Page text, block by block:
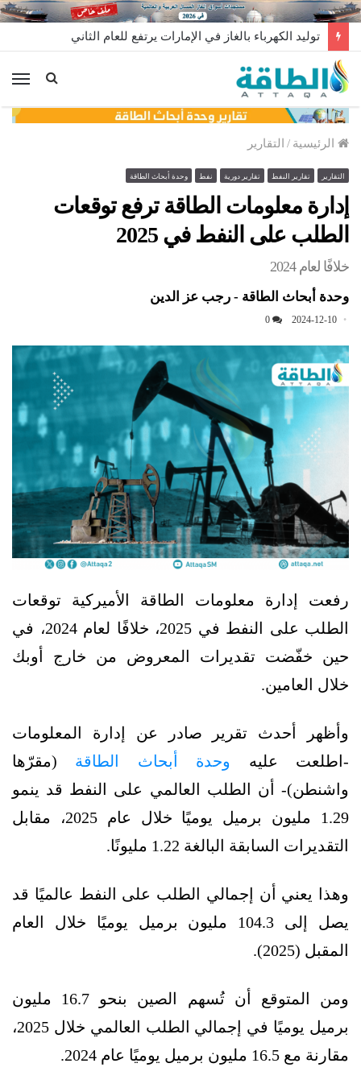
توليد الكهرباء بالغاز في الإمارات يرتفع للعام الثاني
الرئيسية / التقارير
التقارير تقارير النفط تقارير دورية نفط وحدة أبحاث الطاقة
إدارة معلومات الطاقة ترفع توقعات
الطلب على النفط في 2025
خلافًا لعام 2024
وحدة أبحاث الطاقة - رجب عز الدين
2024-12-10
0
رفعت إدارة معلومات الطاقة الأميركية توقعات
الطلب على النفط في 2025، خلافًا لعام 2024، في
حين خفّضت تقديرات المعروض من خارج أوبك
خلال العامين.
وأظهر أحدث تقرير صادر عن إدارة المعلومات
-اطلعت عليه وحدة أبحاث الطاقة (مقرّها
واشنطن)- أن الطلب العالمي على النفط قد ينمو
1.29 مليون برميل يوميًا خلال عام 2025، مقابل
التقديرات السابقة البالغة 1.22 مليونًا.
وهذا يعني أن إجمالي الطلب على النفط عالميًا قد
يصل إلى 104.3 مليون برميل يوميًا خلال العام
المقبل (2025).
ومن المتوقع أن تُسهم الصين بنحو 16.7 مليون
برميل يوميًا في إجمالي الطلب العالمي خلال 2025،
مقارنة مع 16.5 مليون برميل يوميًا عام 2024.